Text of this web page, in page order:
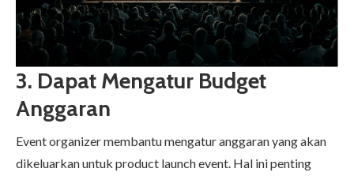
3. Dapat Mengatur Budget
Anggaran
Event organizer membantu mengatur anggaran yang akan
dikeluarkan untuk product launch event. Hal ini penting